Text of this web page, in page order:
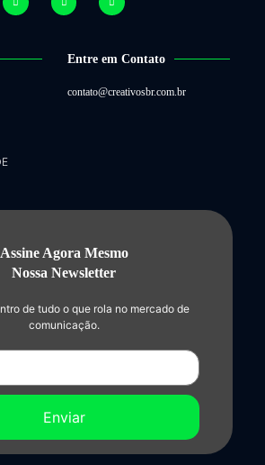
Entre em Contato
contato@creativosbr.com.br
Assine Agora Mesmo
Nossa Newsletter
de tudo o que rola no mercado de
comunicação.
Enviar